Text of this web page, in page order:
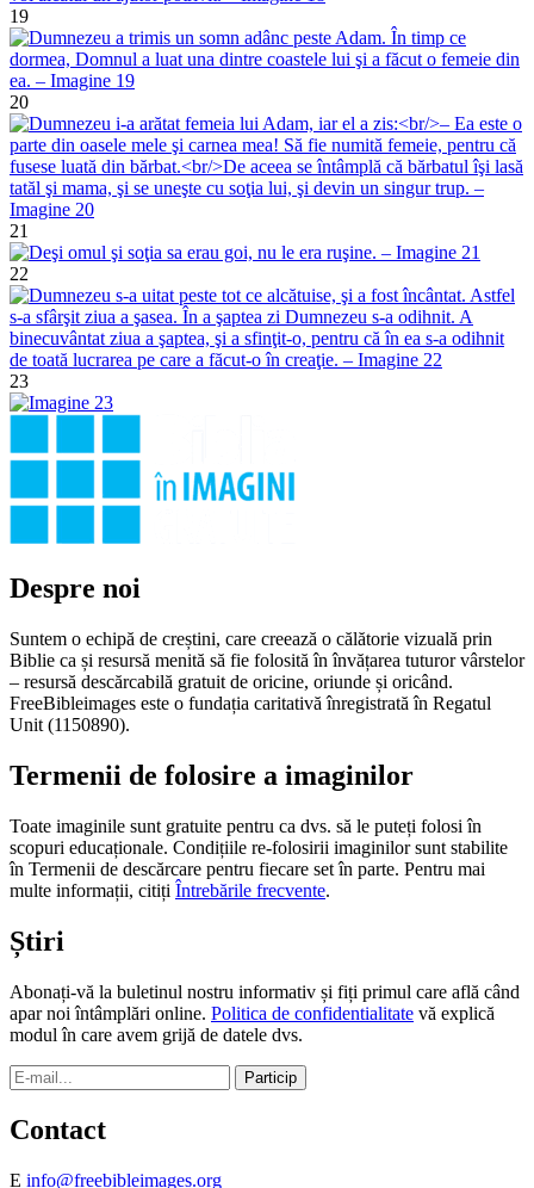
19
20
21
22
23
Despre noi
Suntem o echipă de creștini, care creează o călătorie vizuală prin
Biblie ca și resursă menită să fie folosită în învățarea tuturor vârstelor
– resursă descărcabilă gratuit de oricine, oriunde și oricând.
FreeBibleimages este o fundația caritativă înregistrată în Regatul
Unit (1150890).
Termenii de folosire a imaginilor
Toate imaginile sunt gratuite pentru ca dvs. să le puteți folosi în
scopuri educaționale. Condițiile re-folosirii imaginilor sunt stabilite
în Termenii de descărcare pentru fiecare set în parte. Pentru mai
multe informații, citiți Întrebările frecvente.
Știri
Abonați-vă la buletinul nostru informativ și fiți primul care află când
apar noi întâmplări online. Politica de confidentialitate vă explică
modul în care avem grijă de datele dvs.
Contact
E info@freebibleimages.org